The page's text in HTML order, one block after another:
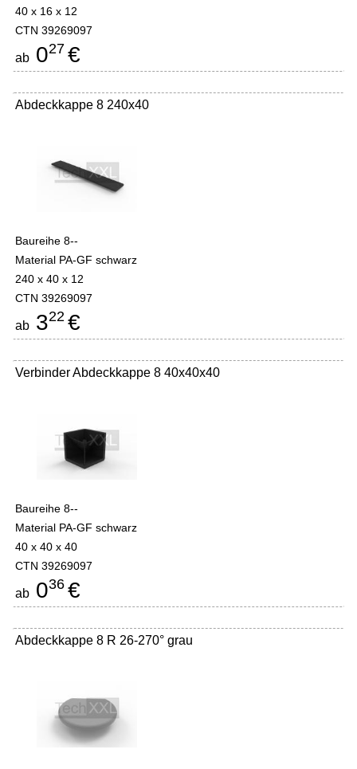
40 x 16 x 12
CTN 39269097
ab 027 €
Abdeckkappe 8 240x40
Baureihe 8--
Material PA-GF schwarz
240 x 40 x 12
CTN 39269097
ab 322 €
Verbinder Abdeckkappe 8 40x40x40
Baureihe 8--
Material PA-GF schwarz
40 x 40 x 40
CTN 39269097
ab 036 €
Abdeckkappe 8 R 26-270° grau